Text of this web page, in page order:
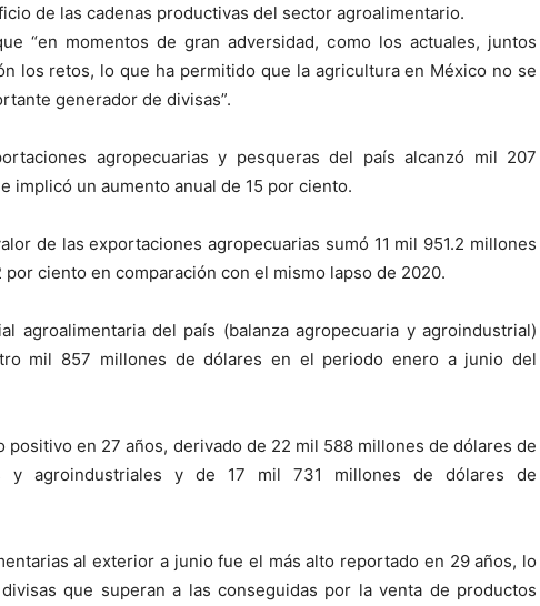
de las cadenas productivas del sector agroalimentario.
“en momentos de gran adversidad, como los actuales, juntos
los retos, lo que ha permitido que la agricultura en México no se
generador de divisas”.
agropecuarias y pesqueras del país alcanzó mil 207
implicó un aumento anual de 15 por ciento.
de las exportaciones agropecuarias sumó 11 mil 951.2 millones
ciento en comparación con el mismo lapso de 2020.
agroalimentaria del país (balanza agropecuaria y agroindustrial)
mil 857 millones de dólares en el periodo enero a junio del
positivo en 27 años, derivado de 22 mil 588 millones de dólares de
y agroindustriales y de 17 mil 731 millones de dólares de
al exterior a junio fue el más alto reportado en 29 años, lo
que superan a las conseguidas por la venta de productos